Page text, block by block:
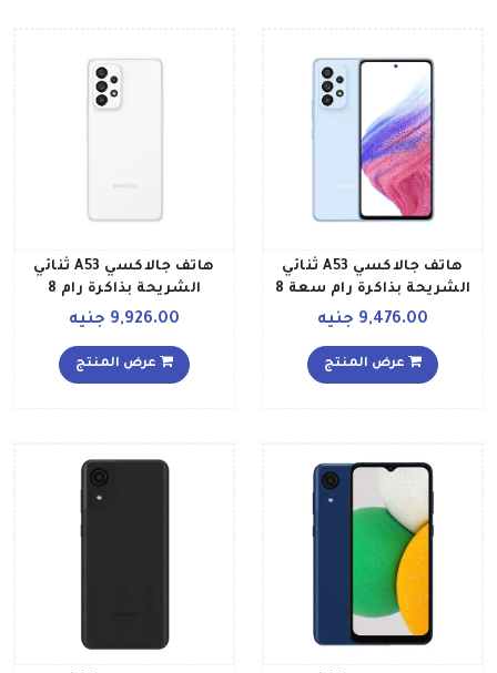
هاتف جالاكسي A53 ثنائي
الشريحة بذاكرة رام سعة 8
جيجابايت وذاكرة داخلية
تقنية 5G إصدار الشرق
الأوسط، لون أزرق أوسوم
9,476.00 جنيه
عرض المنتج
هاتف جالاكسي A53 ثنائي
الشريحة بذاكرة رام 8
جيجابايت وذاكرة داخلية
تقنية – 5G إصدار الشرق
الأوسط، لون أبيض أوسوم
9,926.00 جنيه
عرض المنتج